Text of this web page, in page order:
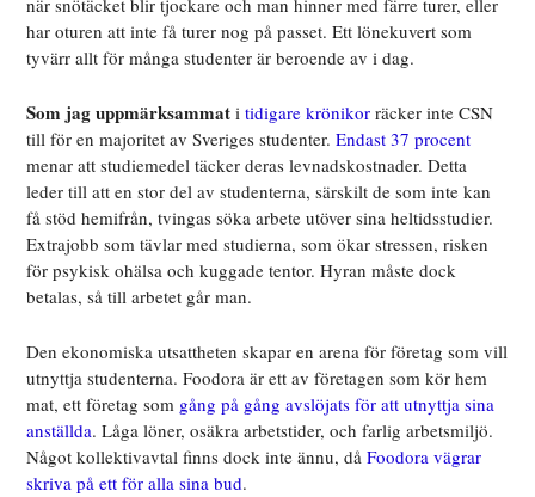
när snötäcket blir tjockare och man hinner med färre turer, eller
har oturen att inte få turer nog på passet. Ett lönekuvert som
tyvärr allt för många studenter är beroende av i dag.
Som jag uppmärksammat itidigare krönikor räcker inte CSN
till för en majoritet av Sveriges studenter.Endast 37 procent
menar att studiemedel täcker deras levnadskostnader. Detta
leder till att en stor del av studenterna, särskilt de som inte kan
få stöd hemifrån, tvingas söka arbete utöver sina heltidsstudier.
Extrajobb som tävlar med studierna, som ökar stressen, risken
för psykisk ohälsa och kuggade tentor. Hyran måste dock
betalas, så till arbetet går man.
Den ekonomiska utsattheten skapar en arena för företag som vill
utnyttja studenterna. Foodora är ett av företagen som kör hem
mat, ett företag som gång på gång avslöjats för att utnyttja sina
anställda. Låga löner, osäkra arbetstider, och farlig arbetsmiljö.
Något kollektivavtal finns dock inte ännu, dåFoodora vägrar
skriva på ett för alla sina bud.